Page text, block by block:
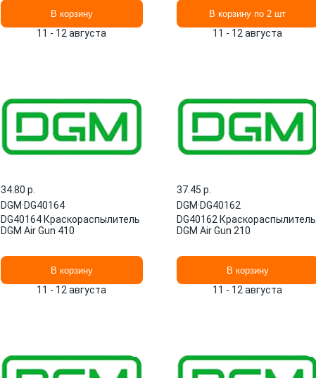
В корзину
11 - 12 августа
В корзину по 2 шт
11 - 12 августа
34.80 p.
DGM·DG40164
DG40164 Краскораспылитель
DGM Air Gun 410
В корзину
11 - 12 августа
37.45 p.
DGM·DG40162
DG40162 Краскораспылитель
DGM Air Gun 210
В корзину
11 - 12 августа